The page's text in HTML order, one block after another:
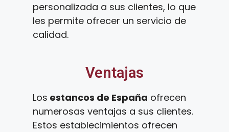
personalizada a sus clientes, lo que
les permite ofrecer un servicio de
calidad.
Ventajas
Los estancos de España ofrecen
numerosas ventajas a sus clientes.
Estos establecimientos ofrecen